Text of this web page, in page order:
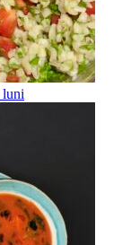
luni